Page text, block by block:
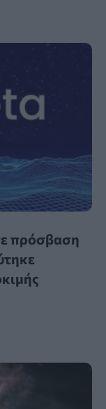
πρόσβαση